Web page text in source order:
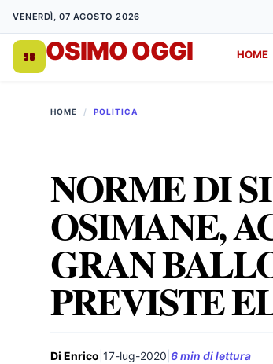
VENERDÌ, 07 AGOSTO 2026
OSIMO OGGI HOME
HOME / POLITICA
NORME DI
OSIMANE,
GRAN
PREVISTE
Di Enrico 17-lug-2020 6 min di lettura